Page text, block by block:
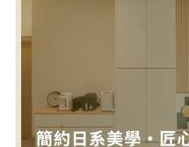
簡約日系美學・匠